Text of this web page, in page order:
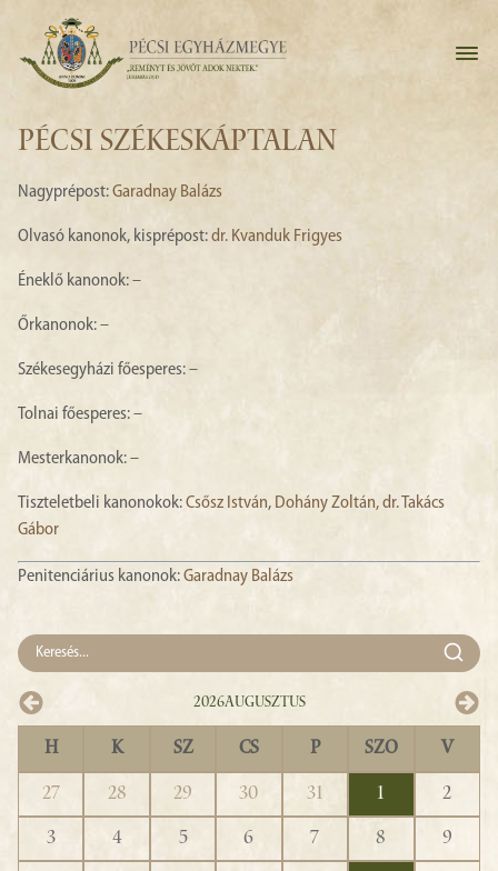
PÉCSI SZÉKESKÁPTALAN
Nagyprépost:Garadnay Balázs
Olvasó kanonok, kisprépost:dr. Kvanduk Frigyes
Éneklő kanonok: –
Őrkanonok: –
Székesegyházi főesperes: –
Tolnai főesperes: –
Mesterkanonok: –
Tiszteletbeli kanonokok:Csősz István, Dohány Zoltán,dr. Takács
Gábor
Penitenciárius kanonok:Garadnay Balázs
2026Augusztus
H K SZ CS P SZO V
27 28 29 30 31 1
2
3
4 5 6 7 8
9